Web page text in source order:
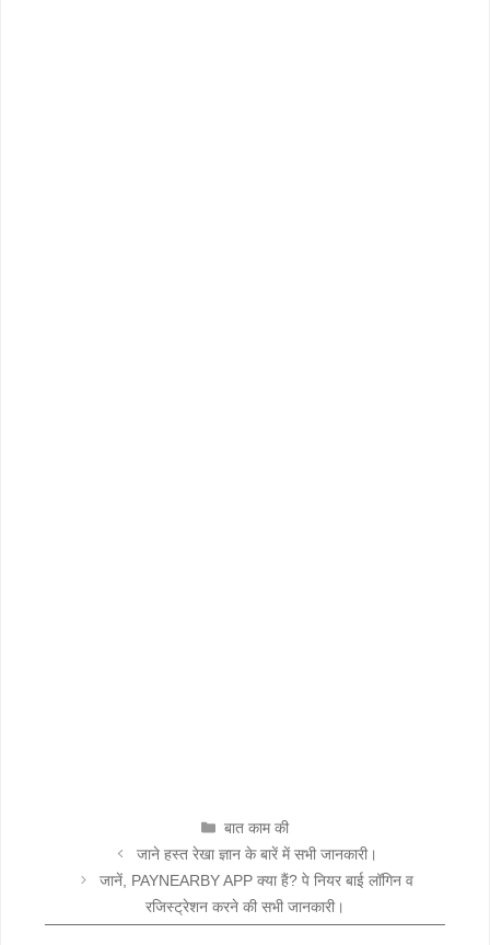
CATEGORIES
बात काम की
जाने हस्त रेखा ज्ञान के बारें में सभी जानकारी।
जानें, PAYNEARBY APP क्या हैं? पे नियर बाई लॉगिन व
रजिस्ट्रेशन करने की सभी जानकारी।